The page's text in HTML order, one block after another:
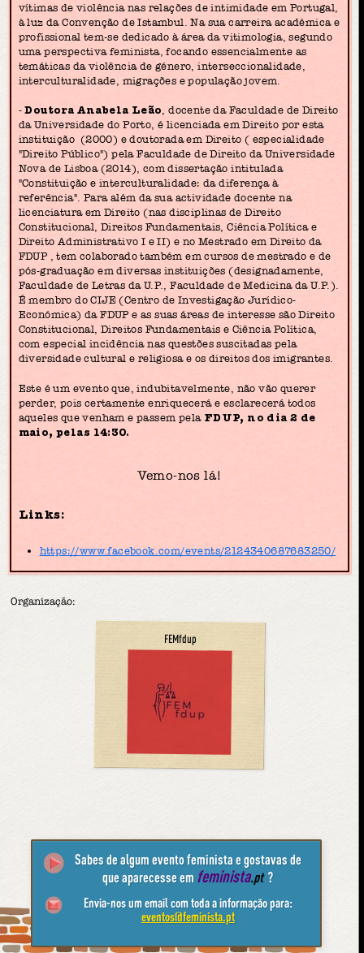
vítimas de violência nas relações de intimidade em Portugal,
à luz da Convenção de Istambul. Na sua carreira académica e
profissional tem-se dedicado à área da vitimologia, segundo
uma perspectiva feminista, focando essencialmente as
temáticas da violência de género, interseccionalidade,
interculturalidade, migrações e população jovem.
-Doutora Anabela Leão , docente da Faculdade de Direito
da Universidade do Porto, é licenciada em Direito por esta
instituição (2000) e doutorada em Direito ( especialidade
"Direito Público") pela Faculdade de Direito da Universidade
Nova de Lisboa (2014), com dissertação intitulada
"Constituição e interculturalidade: da diferença à
referência". Para além da sua actividade docente na
licenciatura em Direito (nas disciplinas de Direito
Constitucional, Direitos Fundamentais, Ciência Política e
Direito Administrativo I e II) e no Mestrado em Direito da
FDUP , tem colaborado também em cursos de mestrado e de
pós-graduação em diversas instituições (designadamente,
Faculdade de Letras da U.P., Faculdade de Medicina da U.P.).
É membro do CIJE (Centro de Investigação Jurídico-
Económica) da FDUP e as suas áreas de interesse são Direito
Constitucional, Direitos Fundamentais e Ciência Política,
com especial incidência nas questões suscitadas pela
diversidade cultural e religiosa e os direitos dos imigrantes.
Este é um evento que, indubitavelmente, não vão querer
perder, pois certamente enriquecerá e esclarecerá todos
aqueles que venham e passem pela FDUP, no dia 2 de
maio, pelas 14:30.
Vemo-nos lá!
Links:
https://www.facebook.com/events/2124340687683250/
Organização:
FEMfdup
Sabes de algum evento feminista e gostavas de
que aparecesse em feminista.pt ?
Envia-nos um email com toda a informação para:
eventos@feminista.pt